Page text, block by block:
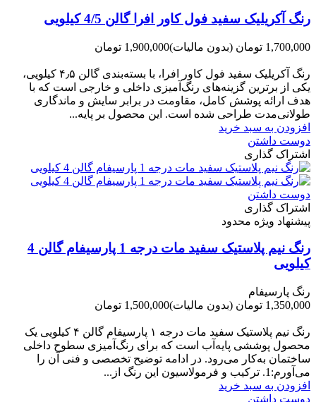
رنگ آکریلیک سفید فول کاور افرا گالن 4/5 کیلویی
1,700,000 تومان (بدون مالیات)1,900,000 تومان
رنگ آکریلیک سفید فول کاور افرا، با بسته‌بندی گالن ۴٫۵ کیلویی،
یکی از برترین گزینه‌های رنگ‌آمیزی داخلی و خارجی است که با
هدف ارائه پوشش کامل، مقاومت در برابر سایش و ماندگاری
طولانی‌مدت طراحی شده است. این محصول بر پایه...
افزودن به سبد خرید
دوست داشتن
اشتراک گذاری
دوست داشتن
اشتراک گذاری
پیشنهاد ویژه محدود
رنگ نیم پلاستیک سفید مات درجه 1 پارسیفام گالن 4
کیلویی
رنگ پارسیفام
1,350,000 تومان
(بدون مالیات)1,500,000 تومان
رنگ نیم‌ پلاستیک سفید مات درجه ۱ پارسیفام گالن ۴ کیلویی یک
محصول پوششی پایه‌آب است که برای رنگ‌آمیزی سطوح داخلی
ساختمان به‌کار می‌رود. در ادامه توضیح تخصصی و فنی آن را
می‌آورم:1. ترکیب و فرمولاسیون این رنگ از...
افزودن به سبد خرید
دوست داشتن